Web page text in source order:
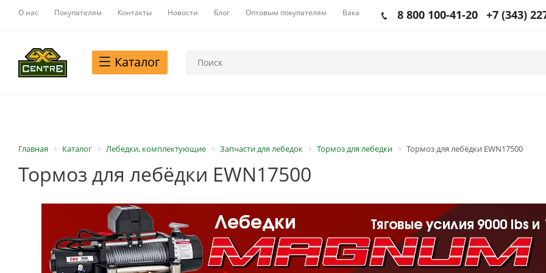
О нас Покупателям Контакты Новости Блог Оптовым покупателям Вакансии 8 800 100-41-20 +7 (343)
Каталог
Главная Каталог Лебедки, комплектующие Запчасти для лебедок Тормоз для лебедки Тормоз для лебёдки EWN17500
Тормоз для лебёдки EWN17500